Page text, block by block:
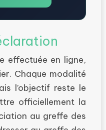
effectuée en ligne,
Chaque modalité
l’objectif reste le
officiellement la
au greffe des